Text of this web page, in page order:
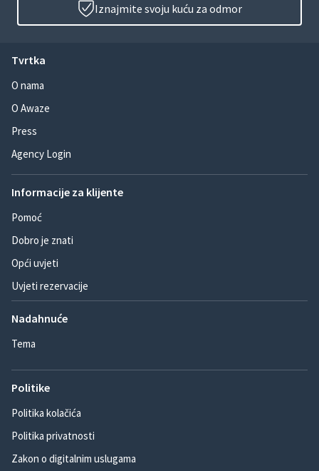
Iznajmite svoju kuću za odmor
Tvrtka
O nama
O Awaze
Press
Agency Login
Informacije za klijente
Pomoć
Dobro je znati
Opći uvjeti
Uvjeti rezervacije
Nadahnuće
Tema
Politike
Politika kolačića
Politika privatnosti
Zakon o digitalnim uslugama